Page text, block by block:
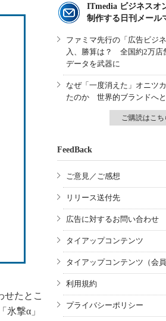
たとこ
撃α」
ITmedia ビジネスオ
制作する日刊メール
ファミマ先行の「広告ビジ
入、勝算は？ 全国約2万店
データを武器に
なぜ「一度消えた」オニツ
たのか 世界的ブランドへ
ご購読はこち
FeedBack
ご意見／ご感想
リリース送付先
広告に対するお問い合わせ
タイアップコンテンツ
タイアップコンテンツ（会員
利用規約
プライバシーポリシー